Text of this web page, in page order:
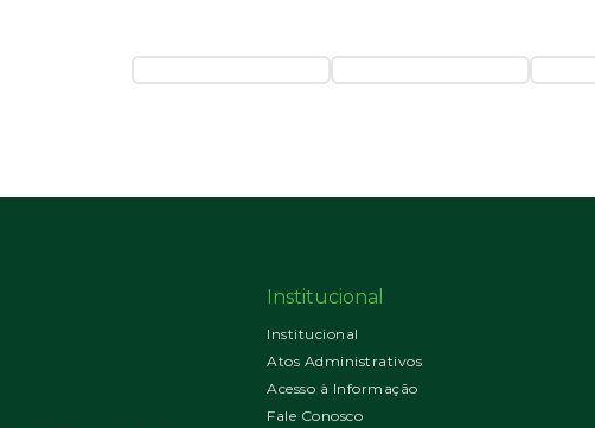
Institucional
Institucional
Atos Administrativos
Acesso à Informação
Fale Conosco